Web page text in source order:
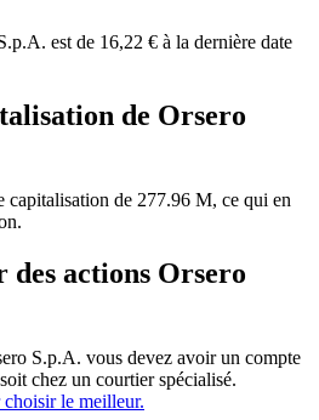
est de 16,22 € à la dernière date
de Orsero
de 277.96 M, ce qui en
des actions Orsero
S.p.A. vous devez avoir un compte
chez un courtier spécialisé.
le meilleur.